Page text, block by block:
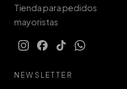
Tienda para pedidos
mayoristas
NEWSLETTER